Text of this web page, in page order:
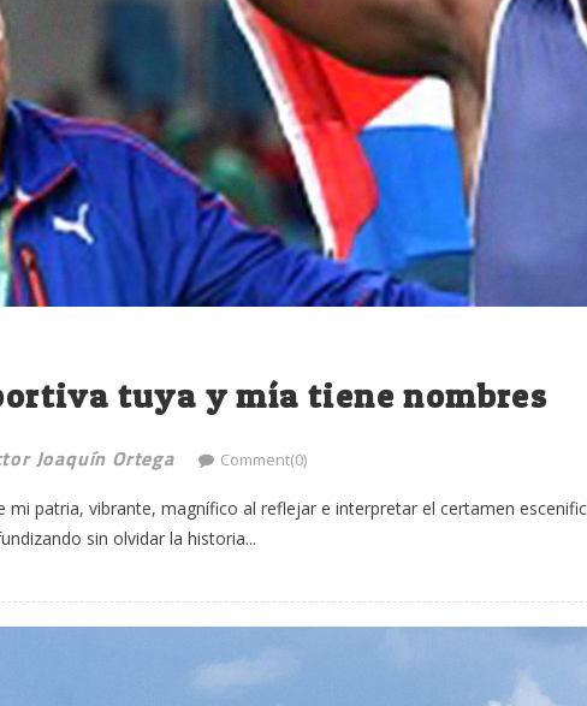
tuya y mía tiene nombres
Joaquín Ortega Comment(0)
mi patria, vibrante, magnífico al reflejar e interpretar el certamen
sin olvidar la historia...